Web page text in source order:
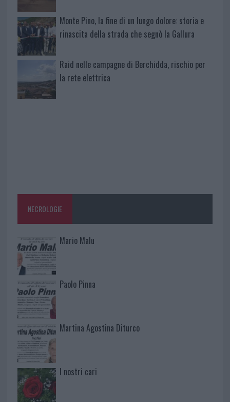
Monte Pino, la fine di un lungo dolore: storia e
rinascita della strada che segnò la Gallura
Raid nelle campagne di Berchidda, rischio per
la rete elettrica
NECROLOGIE
Mario Malu
Paolo Pinna
Martina Agostina Diturco
I nostri cari